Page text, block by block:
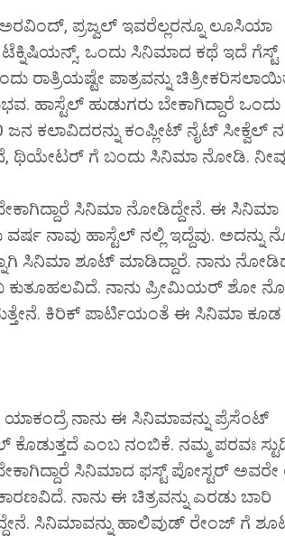
ಪ್ರಜ್ವಲ್ ಇವರೆಲ್ಲರನ್ನೂ ಲೂಸಿಯಾ
ಒಂದು ಸಿನಿಮಾದ ಕಥೆ ಇದೆ ಗೆಸ್ಟ್
ರಾತ್ರಿಯಷ್ಟೇ ಪಾತ್ರವನ್ನು
ಹಾಸ್ಟೆಲ್ ಹುಡುಗರು ಬೇಕಾಗಿದ್ದಾರೆ ಒಂದು
ಕಲಾವಿದರನ್ನು ಕಂಪ್ಲೀಟ್ ನೈಟ್ ಸೀಕ್ವೆಲ್
ಥಿಯೇಟರ್ ಗೆ ಬಂದು ಸಿನಿಮಾ ನೋಡಿ.
ಬೇಕಾಗಿದ್ದಾರೆ ಸಿನಿಮಾ ನೋಡಿದ್ದೇನೆ. ಈ ಸಿನಿಮಾ
ನಾವು ಹಾಸ್ಟೆಲ್ ನಲ್ಲಿ ಇದ್ದೆವು. ಅದನ್ನು
ಸಿನಿಮಾ ಶೂಟ್ ಮಾಡಿದ್ದಾರೆ. ನಾನು
ಕುತೂಹಲವಿದೆ. ನಾನು ಪ್ರೀಮಿಯರ್ ಶೋ
ಕಿರಿಕ್ ಪಾರ್ಟಿಯಂತೆ ಈ ಸಿನಿಮಾ
ಯಾಕಂದ್ರೆ ನಾನು ಈ ಸಿನಿಮಾವನ್ನು ಪ್ರೆಸೆಂಟ್
ಕೊಡುತ್ತದೆ ಎಂಬ ನಂಬಿಕೆ. ನಮ್ಮ ಪರವಃ
ಸಿನಿಮಾದ ಫಸ್ಟ್ ಪೋಸ್ಟರ್
ನಾನು ಈ ಚಿತ್ರವನ್ನು ಎರಡು ಬಾರಿ
ಸಿನಿಮಾವನ್ನು ಹಾಲಿವುಡ್ ರೇಂಜ್ ಗೆ